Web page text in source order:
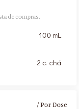
de compras.
100 mL
2 c. chá
/ Por Dose